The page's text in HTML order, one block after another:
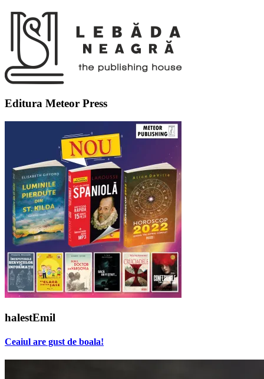
Editura Meteor Press
halestEmil
Ceaiul are gust de boala!